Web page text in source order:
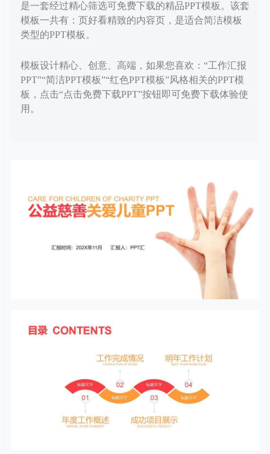
是一套经过精心筛选可免费下载的精品PPT模板。该套
模板一共有：页好看精致的内容页，是适合简洁模板
类型的PPT模板。
模板设计精心、创意、高端，如果您喜欢：“工作汇报
PPT”“简洁PPT模板”“红色PPT模板”风格相关的PPT模
板，点击“点击免费下载PPT”按钮即可免费下载体验使
用。